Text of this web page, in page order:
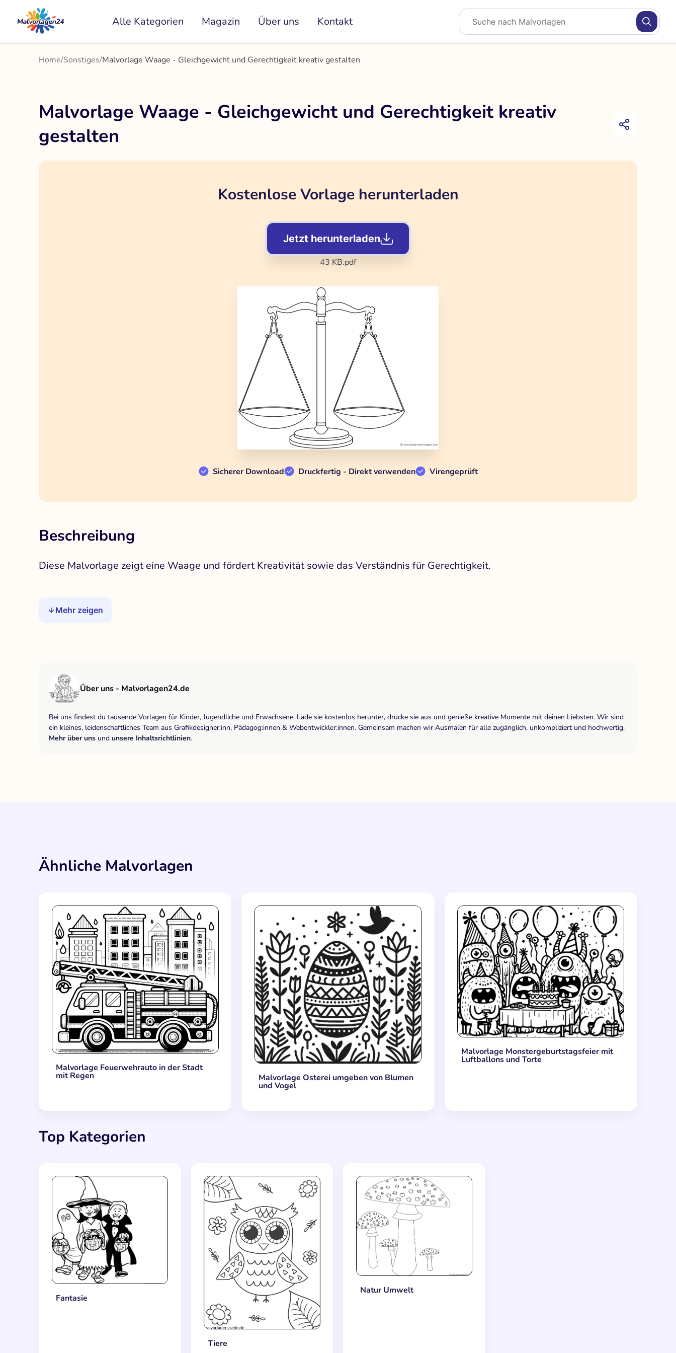
Inhalt
springen
Alle Kategorien Magazin Über uns Kontakt
Home/Sonstiges/Malvorlage Waage - Gleichgewicht und Gerechtigkeit kreativ gestalten
Malvorlage Waage - Gleichgewicht und Gerechtigkeit kreativ
gestalten
Kostenlose Vorlage herunterladen
Jetzt herunterladen
43 KB.pdf
Sicherer Download Druckfertig - Direkt verwenden Virengeprüft
Beschreibung
Diese Malvorlage zeigt eine Waage und fördert Kreativität sowie das Verständnis für Gerechtigkeit.
Mehr zeigen
Über uns - Malvorlagen24.de
Bei uns findest du tausende Vorlagen für Kinder, Jugendliche und Erwachsene. Lade sie kostenlos herunter, drucke sie aus und genieße kreative Momente mit deinen Liebsten. Wir sind
ein kleines, leidenschaftliches Team aus Grafikdesigner:inn, Pädagog:innen & Webentwickler:innen. Gemeinsam machen wir Ausmalen für alle zugänglich, unkompliziert und hochwertig.
Mehr über uns und unsere Inhaltsrichtlinien.
Ähnliche Malvorlagen
Malvorlage Feuerwehrauto in der Stadt
mit Regen Malvorlage Osterei umgeben von Blumen
und Vogel
Malvorlage Monstergeburtstagsfeier mit
Luftballons und Torte
Top Kategorien
Fantasie
Tiere
Natur Umwelt